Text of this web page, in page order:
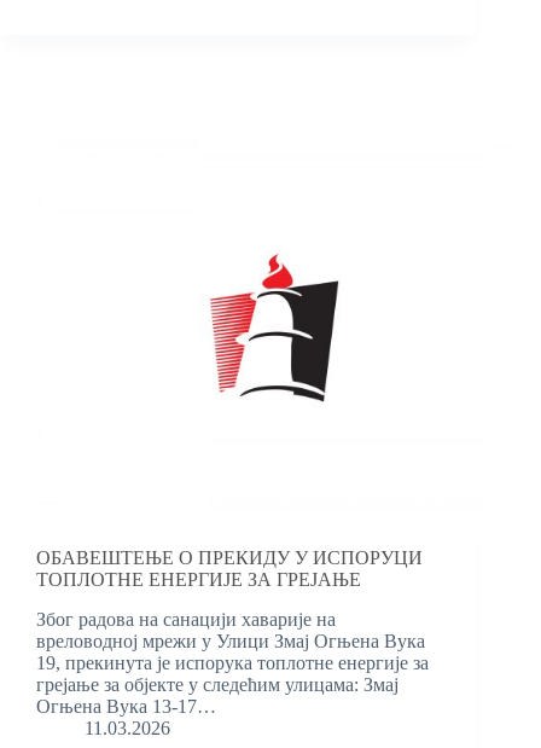
ОБАВЕШТЕЊЕ О ПРЕКИДУ У ИСПОРУЦИ
ТОПЛОТНЕ ЕНЕРГИЈЕ ЗА ГРЕЈАЊЕ
Због радова на санацији хаварије на
вреловодној мрежи у Улици Змај Огњена Вука
19, прекинута је испорука топлотне енергије за
грејање за објекте у следећим улицама: Змај
Огњена Вука 13-17…
11.03.2026